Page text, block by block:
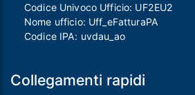
Codice Univoco Ufficio: UF2EU2
Nome ufficio: Uff_eFatturaPA
Codice IPA: uvdau_ao
Collegamenti rapidi